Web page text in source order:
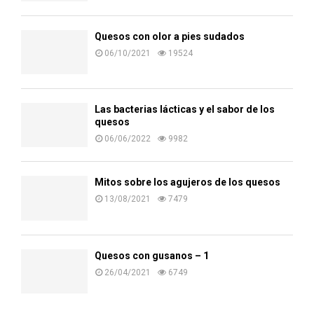
Quesos con olor a pies sudados
06/10/2021 19524
Las bacterias lácticas y el sabor de los
quesos
06/06/2022 9982
Mitos sobre los agujeros de los quesos
13/08/2021 7479
Quesos con gusanos – 1
26/04/2021 6749